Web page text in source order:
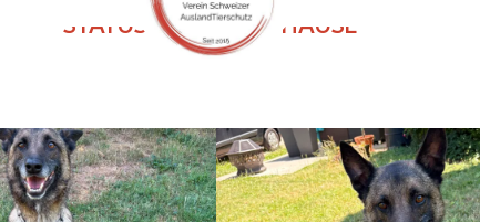
STATUS: SUCHT ZUHAUSE